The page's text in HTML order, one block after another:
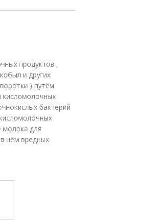
продуктов ,
и других
) путём
кисломолочных
бактерий
молока для
нём вредных